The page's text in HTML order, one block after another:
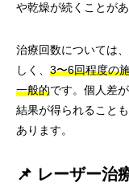
や乾燥が続くことがあ
治療回数については
しく、 3〜6回程度の
一般的です。個人差
結果が得られること
あります。
📌 レーザー治